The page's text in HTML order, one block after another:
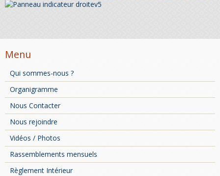
Pillgrim Cobra - 7ème Traversée de Rennes
Menu
Qui sommes-nous ?
Organigramme
Nous Contacter
Nous rejoindre
Vidéos / Photos
Rassemblements mensuels
Règlement Intérieur